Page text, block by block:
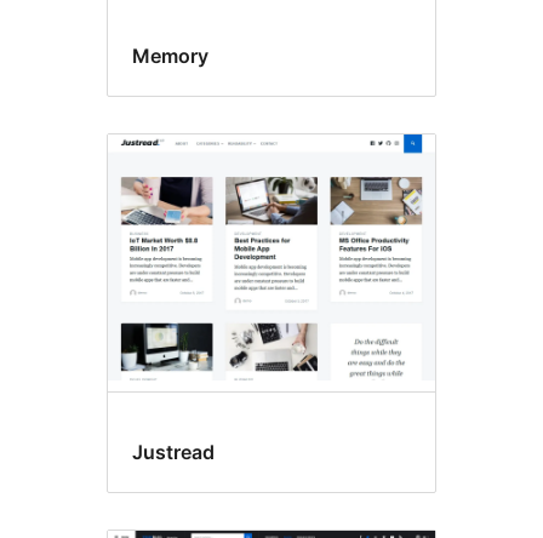
Memory
Justread